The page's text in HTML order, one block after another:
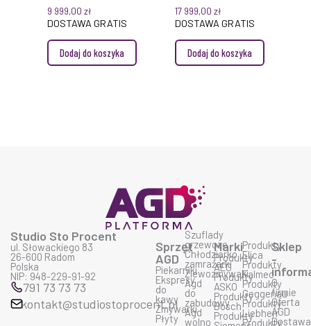
MATTFINISH
9 999,00 zł
DOSTAWA GRATIS
Dodaj do koszyka
DIAMOND&MSENSE
17 999,00 zł
DOSTAWA GRATIS
Dodaj do koszyka
Studio Sto Procent
ul. Słowackiego 83
26-600 Radom
Polska
NIP: 948-229-91-92
791 73 73 73
kontakt@studiostoprocent.pl
Sprzęt
AGD
Piekarniki
Ekspresy
do
kawy
Zmywarki
Płyty
Szuflady
grzewcze
Chłodziarko
zamrażarki
Zlewozmywaki
Agd
do
zabudowy
Agd
wolno
Marki
Produkty
AEG
Produkty
ASKO
Produkty
Bosch
Produkty
Produkty
Elica
Produkty
Falmec
Produkty
Geggenau
Produkty
Liebherr
Produkty
Sklep
-
O
firmie
Oferta
AGD
Dostawa